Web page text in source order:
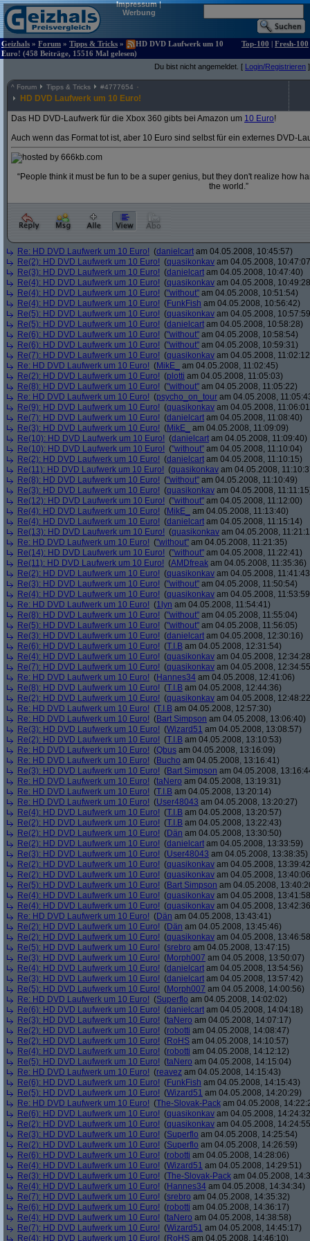
Impressum|
Werbung
Geizhals » Forum » Tipps & Tricks »
HD DVD Laufwerk um 10
Euro! (458 Beiträge, 15516 Mal gelesen)
Top-100 | Fresh-100
Du bist nicht angemeldet. [ Login/Registrieren ]
^ Forum Tipps & Tricks #4777654
HD DVD Laufwerk um 10 Euro!
Das HD DVD-Laufwerk für die Xbox 360 gibts bei Amazon um 10 Euro!
Auch wenn das Format tot ist, aber 10 Euro sind selbst für ein externes DVD-
“People think it must be fun to be a super genius, but they don't realize how
the world.”
Re: HD DVD Laufwerk um 10 Euro! (danielcart am 04.05.2008, 10:45:57)
Re(2): HD DVD Laufwerk um 10 Euro! (quasikonkav am 04.05.2008,
Re(3): HD DVD Laufwerk um 10 Euro! (danielcart am 04.05.2008, 10:47:40)
Re(4): HD DVD Laufwerk um 10 Euro! (quasikonkav am 04.05.2008,
Re(4): HD DVD Laufwerk um 10 Euro! ("without" am 04.05.2008, 10:51:54)
Re(4): HD DVD Laufwerk um 10 Euro! (FunkFish am 04.05.2008, 10:56:42)
Re(5): HD DVD Laufwerk um 10 Euro! (quasikonkav am 04.05.2008,
Re(5): HD DVD Laufwerk um 10 Euro! (danielcart am 04.05.2008, 10:58:28)
Re(6): HD DVD Laufwerk um 10 Euro! ("without" am 04.05.2008, 10:58:54)
Re(6): HD DVD Laufwerk um 10 Euro! ("without" am 04.05.2008, 10:59:31)
Re(7): HD DVD Laufwerk um 10 Euro! (quasikonkav am 04.05.2008,
Re: HD DVD Laufwerk um 10 Euro! (MikE_
am 04.05.2008, 11:02:45)
Re(2): HD DVD Laufwerk um 10 Euro! (plotti am 04.05.2008, 11:05:03)
Re(8): HD DVD Laufwerk um 10 Euro! ("without" am 04.05.2008, 11:05:22)
Re: HD DVD Laufwerk um 10 Euro! (psycho_on_tour am 04.05.2008,
Re(9): HD DVD Laufwerk um 10 Euro! (quasikonkav am 04.05.2008,
Re(7): HD DVD Laufwerk um 10 Euro! (danielcart am 04.05.2008, 11:08:40)
Re(3): HD DVD Laufwerk um 10 Euro! (MikE_
am 04.05.2008, 11:09:09)
Re(10): HD DVD Laufwerk um 10 Euro! (danielcart am 04.05.2008, 11:09:40)
Re(10): HD DVD Laufwerk um 10 Euro! ("without" am 04.05.2008, 11:10:04)
Re(2): HD DVD Laufwerk um 10 Euro! (danielcart am 04.05.2008, 11:10:15)
Re(11): HD DVD Laufwerk um 10 Euro! (quasikonkav am 04.05.2008,
Re(8): HD DVD Laufwerk um 10 Euro! ("without" am 04.05.2008, 11:10:49)
Re(3): HD DVD Laufwerk um 10 Euro! (quasikonkav am 04.05.2008,
Re(12): HD DVD Laufwerk um 10 Euro! ("without" am 04.05.2008, 11:12:00)
Re(4): HD DVD Laufwerk um 10 Euro! (MikE_
am 04.05.2008, 11:13:40)
Re(4): HD DVD Laufwerk um 10 Euro! (danielcart am 04.05.2008, 11:15:14)
Re(13): HD DVD Laufwerk um 10 Euro! (quasikonkav am 04.05.2008,
Re: HD DVD Laufwerk um 10 Euro! ("without" am 04.05.2008, 11:21:35)
Re(14): HD DVD Laufwerk um 10 Euro! ("without" am 04.05.2008, 11:22:41)
Re(11): HD DVD Laufwerk um 10 Euro! (AMDfreak am 04.05.2008, 11:35:36)
Re(2): HD DVD Laufwerk um 10 Euro! (quasikonkav am 04.05.2008,
Re(3): HD DVD Laufwerk um 10 Euro! ("without" am 04.05.2008, 11:50:54)
Re(4): HD DVD Laufwerk um 10 Euro! (quasikonkav am 04.05.2008,
Re: HD DVD Laufwerk um 10 Euro! (1lyn am 04.05.2008, 11:54:41)
Re(8): HD DVD Laufwerk um 10 Euro! ("without" am 04.05.2008, 11:55:04)
Re(5): HD DVD Laufwerk um 10 Euro! ("without" am 04.05.2008, 11:56:05)
Re(3): HD DVD Laufwerk um 10 Euro! (danielcart am 04.05.2008, 12:30:16)
Re(6): HD DVD Laufwerk um 10 Euro! (T.I.B am 04.05.2008, 12:31:54)
Re(4): HD DVD Laufwerk um 10 Euro! (quasikonkav am 04.05.2008,
Re(7): HD DVD Laufwerk um 10 Euro! (quasikonkav am 04.05.2008,
Re: HD DVD Laufwerk um 10 Euro! (Hannes34 am 04.05.2008, 12:41:06)
Re(8): HD DVD Laufwerk um 10 Euro! (T.I.B am 04.05.2008, 12:44:36)
Re(2): HD DVD Laufwerk um 10 Euro! (quasikonkav am 04.05.2008,
Re: HD DVD Laufwerk um 10 Euro! (T.I.B am 04.05.2008, 12:57:30)
Re: HD DVD Laufwerk um 10 Euro! (Bart Simpson am 04.05.2008, 13:06:40)
Re(3): HD DVD Laufwerk um 10 Euro! (Wizard51 am 04.05.2008, 13:08:57)
Re(2): HD DVD Laufwerk um 10 Euro! (T.I.B am 04.05.2008, 13:10:53)
Re: HD DVD Laufwerk um 10 Euro! (Qbus am 04.05.2008, 13:16:09)
Re: HD DVD Laufwerk um 10 Euro! (Bucho am 04.05.2008, 13:16:41)
Re(3): HD DVD Laufwerk um 10 Euro! (Bart Simpson am 04.05.2008,
Re: HD DVD Laufwerk um 10 Euro! (taNero am 04.05.2008, 13:19:31)
Re: HD DVD Laufwerk um 10 Euro! (T.I.B am 04.05.2008, 13:20:14)
Re: HD DVD Laufwerk um 10 Euro! (User48043 am 04.05.2008, 13:20:27)
Re(4): HD DVD Laufwerk um 10 Euro! (T.I.B am 04.05.2008, 13:20:57)
Re(2): HD DVD Laufwerk um 10 Euro! (T.I.B am 04.05.2008, 13:22:43)
Re(2): HD DVD Laufwerk um 10 Euro! (Dän am 04.05.2008, 13:30:50)
Re(2): HD DVD Laufwerk um 10 Euro! (danielcart am 04.05.2008, 13:33:59)
Re(3): HD DVD Laufwerk um 10 Euro! (User48043 am 04.05.2008, 13:38:35)
Re(2): HD DVD Laufwerk um 10 Euro! (quasikonkav am 04.05.2008,
Re(2): HD DVD Laufwerk um 10 Euro! (quasikonkav am 04.05.2008,
Re(5): HD DVD Laufwerk um 10 Euro! (Bart Simpson am 04.05.2008,
Re(4): HD DVD Laufwerk um 10 Euro! (quasikonkav am 04.05.2008,
Re(4): HD DVD Laufwerk um 10 Euro! (quasikonkav am 04.05.2008,
Re: HD DVD Laufwerk um 10 Euro! (Dän am 04.05.2008, 13:43:41)
Re(2): HD DVD Laufwerk um 10 Euro! (Dän am 04.05.2008, 13:45:46)
Re(2): HD DVD Laufwerk um 10 Euro! (quasikonkav am 04.05.2008,
Re(5): HD DVD Laufwerk um 10 Euro! (srebro am 04.05.2008, 13:47:15)
Re(3): HD DVD Laufwerk um 10 Euro! (Morph007 am 04.05.2008, 13:50:07)
Re(4): HD DVD Laufwerk um 10 Euro! (danielcart am 04.05.2008, 13:54:56)
Re(3): HD DVD Laufwerk um 10 Euro! (danielcart am 04.05.2008, 13:57:42)
Re(5): HD DVD Laufwerk um 10 Euro! (Morph007 am 04.05.2008, 14:00:56)
Re: HD DVD Laufwerk um 10 Euro! (Superflo am 04.05.2008, 14:02:02)
Re(6): HD DVD Laufwerk um 10 Euro! (danielcart am 04.05.2008, 14:04:18)
Re(3): HD DVD Laufwerk um 10 Euro! (taNero am 04.05.2008, 14:07:17)
Re(2): HD DVD Laufwerk um 10 Euro! (robotti am 04.05.2008, 14:08:47)
Re(2): HD DVD Laufwerk um 10 Euro! (RoHS am 04.05.2008, 14:10:57)
Re(4): HD DVD Laufwerk um 10 Euro! (robotti am 04.05.2008, 14:12:12)
Re(5): HD DVD Laufwerk um 10 Euro! (taNero am 04.05.2008, 14:15:04)
Re: HD DVD Laufwerk um 10 Euro! (reavez am 04.05.2008, 14:15:43)
Re(6): HD DVD Laufwerk um 10 Euro! (FunkFish am 04.05.2008, 14:15:43)
Re(5): HD DVD Laufwerk um 10 Euro! (Wizard51 am 04.05.2008, 14:20:29)
Re: HD DVD Laufwerk um 10 Euro! (The-Slovak-Pack am 04.05.2008,
Re(6): HD DVD Laufwerk um 10 Euro! (quasikonkav am 04.05.2008,
Re(2): HD DVD Laufwerk um 10 Euro! (quasikonkav am 04.05.2008,
Re(3): HD DVD Laufwerk um 10 Euro! (Superflo am 04.05.2008, 14:25:54)
Re(2): HD DVD Laufwerk um 10 Euro! (Superflo am 04.05.2008, 14:26:59)
Re(6): HD DVD Laufwerk um 10 Euro! (robotti am 04.05.2008, 14:28:06)
Re(4): HD DVD Laufwerk um 10 Euro! (Wizard51 am 04.05.2008, 14:29:51)
Re(3): HD DVD Laufwerk um 10 Euro! (The-Slovak-Pack am 04.05.2008,
Re(4): HD DVD Laufwerk um 10 Euro! (Hannes34 am 04.05.2008, 14:34:34)
Re(7): HD DVD Laufwerk um 10 Euro! (srebro am 04.05.2008, 14:35:32)
Re(6): HD DVD Laufwerk um 10 Euro! (robotti am 04.05.2008, 14:36:17)
Re(4): HD DVD Laufwerk um 10 Euro! (taNero am 04.05.2008, 14:38:58)
Re(7): HD DVD Laufwerk um 10 Euro! (Wizard51 am 04.05.2008, 14:45:17)
Re(4): HD DVD Laufwerk um 10 Euro! (RoHS am 04.05.2008, 14:46:10)